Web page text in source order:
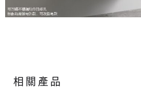
相關產品